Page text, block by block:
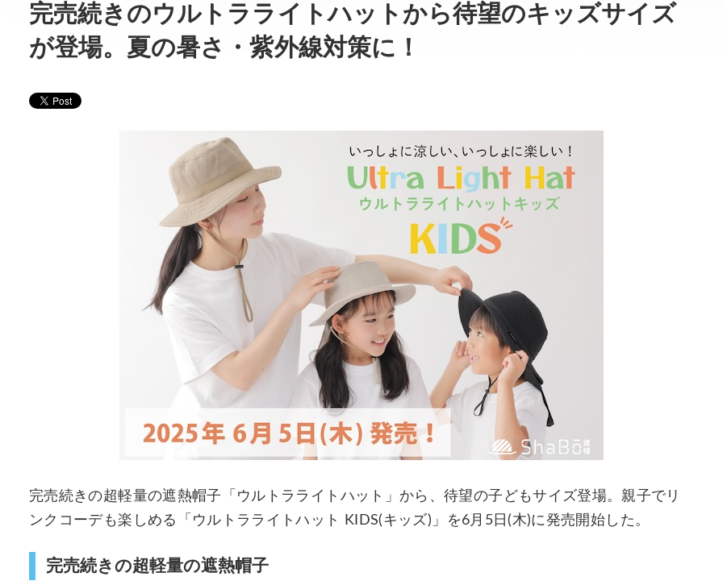
完売続きのウルトラライトハットから待望のキッズサイズ
が登場。夏の暑さ・紫外線対策に！
完売続きの超軽量の遮熱帽子「ウルトラライトハット」から、待望の子どもサイズ登場。親子でリ
ンクコーデも楽しめる「ウルトラライトハット KIDS(キッズ)」を6月5日(木)に発売開始した。
完売続きの超軽量の遮熱帽子